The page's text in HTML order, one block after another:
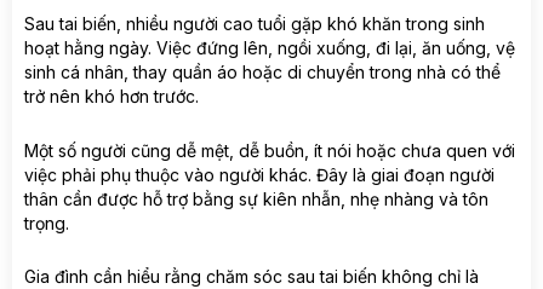
Sau tai biến, nhiều người cao tuổi gặp khó khăn trong sinh
hoạt hằng ngày. Việc đứng lên, ngồi xuống, đi lại, ăn uống, vệ
sinh cá nhân, thay quần áo hoặc di chuyển trong nhà có thể
trở nên khó hơn trước.
Một số người cũng dễ mệt, dễ buồn, ít nói hoặc chưa quen với
việc phải phụ thuộc vào người khác. Đây là giai đoạn người
thân cần được hỗ trợ bằng sự kiên nhẫn, nhẹ nhàng và tôn
trọng.
Gia đình cần hiểu rằng chăm sóc sau tai biến không chỉ là